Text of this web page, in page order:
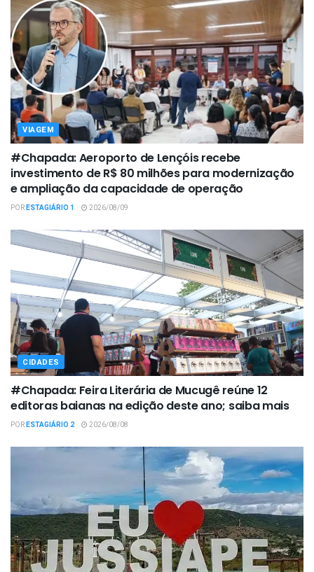
VIAGEM
#Chapada: Aeroporto de Lençóis recebe
investimento de R$ 80 milhões para modernização
e ampliação da capacidade de operação
PORESTAGIÁRIO 1 2026/08/09
CIDADES
#Chapada: Feira Literária de Mucugê reúne 12
editoras baianas na edição deste ano; saiba mais
PORESTAGIÁRIO 2 2026/08/08